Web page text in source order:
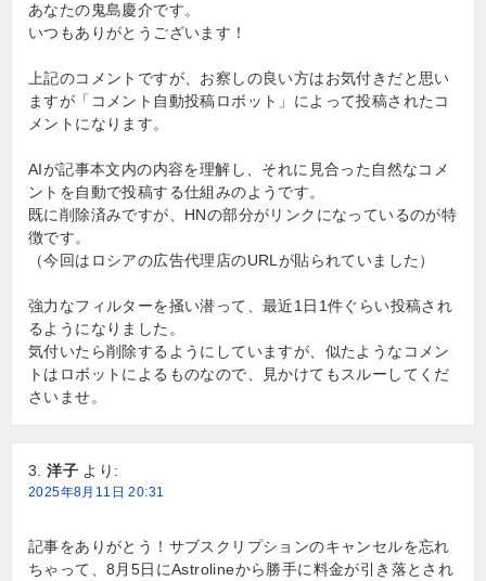
あなたの鬼島慶介です。
いつもありがとうございます！
上記のコメントですが、お察しの良い方はお気付きだと思い
ますが「コメント自動投稿ロボット」によって投稿されたコ
メントになります。
AIが記事本文内の内容を理解し、それに見合った自然なコメ
ントを自動で投稿する仕組みのようです。
既に削除済みですが、HNの部分がリンクになっているのが特
徴です。
（今回はロシアの広告代理店のURLが貼られていました）
強力なフィルターを掻い潜って、最近1日1件ぐらい投稿され
るようになりました。
気付いたら削除するようにしていますが、似たようなコメン
トはロボットによるものなので、見かけてもスルーしてくだ
さいませ。
洋子 より:
2025年8月11日 20:31
記事をありがとう！サブスクリプションのキャンセルを忘れ
ちゃって、8月5日にAstrolineから勝手に料金が引き落とされ